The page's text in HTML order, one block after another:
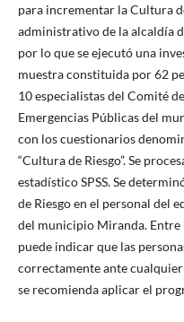
para incrementar la Cultura
administrativo de la alcaldía
por lo que se ejecutó una
muestra constituida por 62
10 especialistas del Comité
Emergencias Públicas del
con los cuestionarios
“Cultura de Riesgo”. Se
estadístico SPSS. Se
de Riesgo en el personal del
del municipio Miranda. Entre
puede indicar que las
correctamente ante
se recomienda aplicar el